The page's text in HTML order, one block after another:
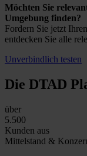
Möchten Sie
Umgebung finden?
Fordern Sie jetzt
entdecken Sie alle
Unverbindlich testen
Die DTAD
über
5.500
Kunden aus
Mittelstand &